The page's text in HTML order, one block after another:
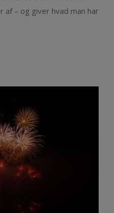
af – og giver hvad man har